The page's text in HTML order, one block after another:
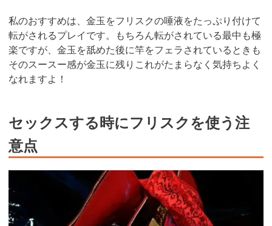
私のおすすめは、金玉をフリスクの唾液をたっぷり付けて
転がされるプレイです。もちろん転がされている最中も極
楽ですが、金玉を舐めた後に竿をフェラされているときも
そのスースー感が金玉に残りこれがたまらなく気持ちよく
なれますよ！
セックスする時にフリスクを使う注
意点